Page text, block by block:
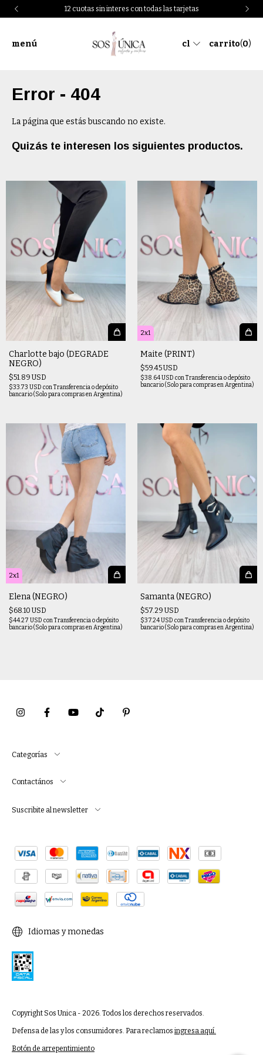
12 cuotas sin interes con todas las tarjetas
menú cl carrito(0)
Error - 404
La página que estás buscando no existe.
Quizás te interesen los siguientes productos.
Charlotte bajo (DEGRADE
NEGRO)
$51.89 USD
$33.73 USD conTransferencia o depósito
bancario (Solo para compras en Argentina)
2x1
Maite (PRINT)
$59.45 USD
$38.64 USD conTransferencia o depósito
bancario (Solo para compras en Argentina)
2x1
Elena (NEGRO)
$68.10 USD
$44.27 USD conTransferencia o depósito
bancario (Solo para compras en Argentina)
Samanta (NEGRO)
$57.29 USD
$37.24 USD conTransferencia o depósito
bancario (Solo para compras en Argentina)
Categorías
Contactános
Suscribite al newsletter
Idiomas y monedas
Copyright Sos Unica - 2026. Todos los derechos reservados.
Defensa de las y los consumidores. Para reclamos ingresa aquí.
Botón de arrepentimiento